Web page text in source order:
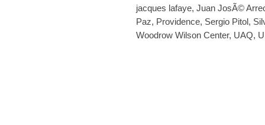
jacques lafaye, Juan JosÃ©
Paz, Providence, Sergio Pitol,
Woodrow Wilson Center, UAQ,